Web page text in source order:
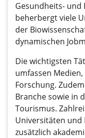
Gesundheits- und
beherbergt viele
der
dynamischen
Die wichtigsten
umfassen
Forschung.
Branche sowie in
Tourismus.
Universitäten und
zusätzlich